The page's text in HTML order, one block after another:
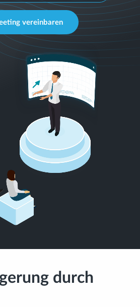
vereinbaren
durch